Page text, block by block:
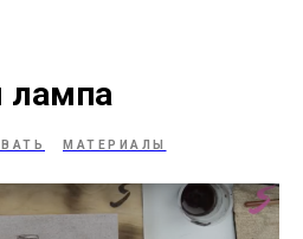
лампа
МАТЕРИАЛЫ